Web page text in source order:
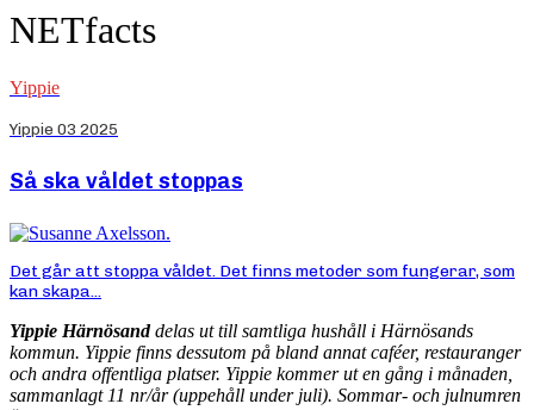
NETfacts
Yippie
Yippie 03 2025
Så ska våldet stoppas
Det går att stoppa våldet. Det finns metoder som fungerar, som
kan skapa...
Yippie Härnösanddelas ut till samtliga hushåll i Härnösands
kommun. Yippie finns dessutom på bland annat caféer, restauranger
och andra offentliga platser. Yippie kommer ut en gång i månaden,
sammanlagt 11 nr/år (uppehåll under juli). Sommar- och julnumren